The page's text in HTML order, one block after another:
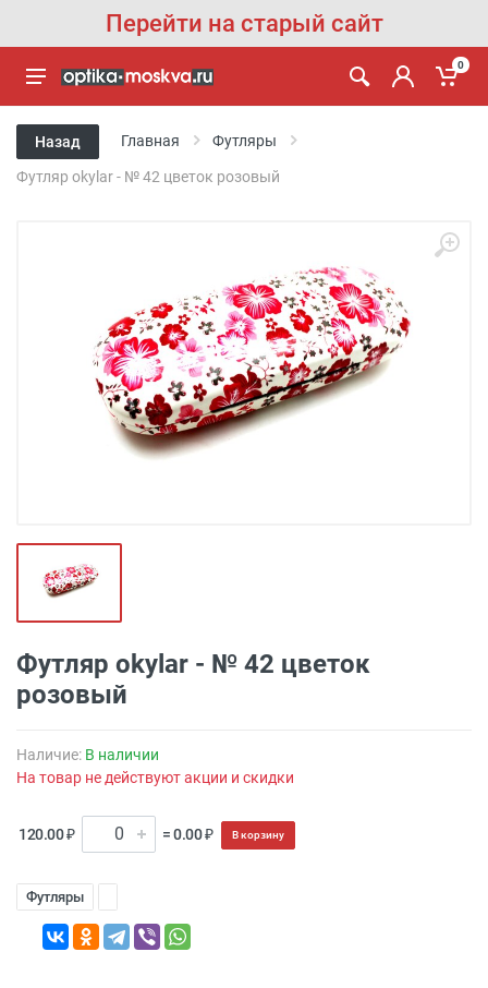
Перейти на старый сайт
0
Назад Главная Футляры
Футляр okylar - № 42 цветок розовый
Футляр okylar - № 42 цветок
розовый
Наличие: В наличии
На товар не действуют акции и скидки
120.00 ₽ = 0.00 ₽ В корзину
Футляры